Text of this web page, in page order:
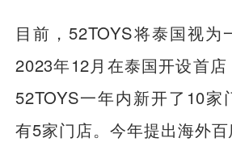
目前，52TOYS将泰国视为
2023年12月在泰国开设首店
52TOYS一年内新开了10家
有5家门店。今年提出海外